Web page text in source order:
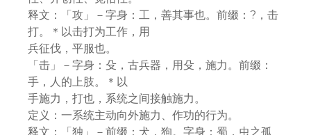
释文：「攻」－字身：工，善其事也。前缀：?，击
打。＊以击打为工作，用
兵征伐，平服也。
「击」－字身：殳，古兵器，用殳，施力。前缀：
手，人的上肢。＊以
手施力，打也，系统之间接触施力。
定义：一系统主动向外施力、作功的行为。
释文：「独」－前缀：犬，狗。字身：蜀，虫之孤